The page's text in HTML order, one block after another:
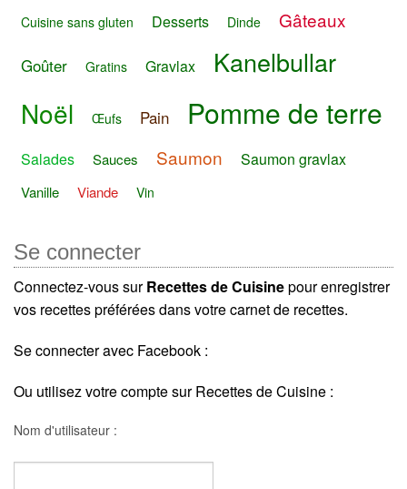
Cuisine sans gluten Desserts Dinde Gâteaux
Goûter Gratins Gravlax Kanelbullar
Noël Œufs Pain Pomme de terre
Salades Sauces Saumon Saumon gravlax
Vanille Viande Vin
Se connecter
Connectez-vous surRecettes de Cuisinepour enregistrer
vos recettes préférées dans votre carnet de recettes.
Se connecter avec Facebook :
Ou utilisez votre compte sur Recettes de Cuisine :
Nom d'utilisateur :